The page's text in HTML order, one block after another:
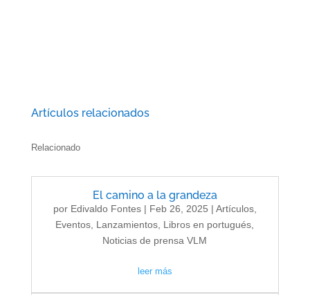
Artículos relacionados
Relacionado
El camino a la grandeza
por Edivaldo Fontes| Feb 26, 2025 | Artículos,
Eventos Lanzamientos Libros en portugués
Noticias de prensa VLM
leer más